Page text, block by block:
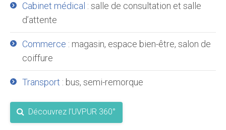
Cabinet médical : salle de consultation et salle
d’attente
Commerce : magasin, espace bien-être, salon de
coiffure
Transport : bus, semi-remorque
Découvrez l’UVPUR 360°